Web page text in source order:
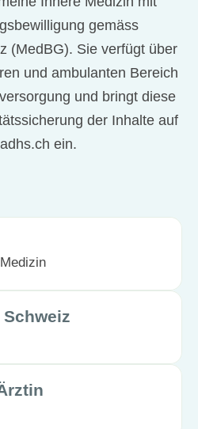
gemäss
(MedBG). Sie verfügt über
und ambulanten Bereich
und bringt diese
der Inhalte auf
ein.